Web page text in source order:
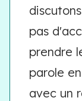
pas
prendre
parole
avec un